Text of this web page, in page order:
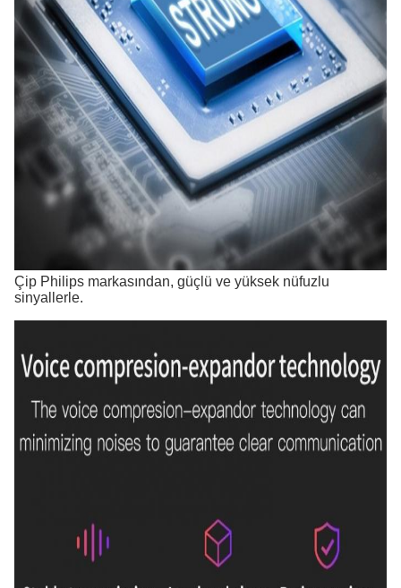
Çip Philips markasından, güçlü ve yüksek nüfuzlu
sinyallerle.